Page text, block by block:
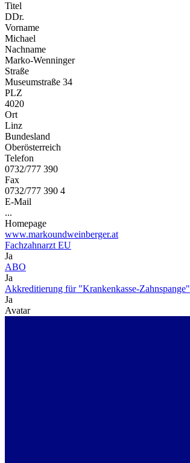
Titel
DDr.
Vorname
Michael
Nachname
Marko-Wenninger
Straße
Museumstraße 34
PLZ
4020
Ort
Linz
Bundesland
Oberösterreich
Telefon
0732/777 390
Fax
0732/777 390 4
E-Mail
...
Homepage
www.markoundweinberger.at
Fachzahnarzt EU
Ja
ABO
Ja
Akkreditierung für "Krankenkasse-Zahnspange"
Ja
Avatar